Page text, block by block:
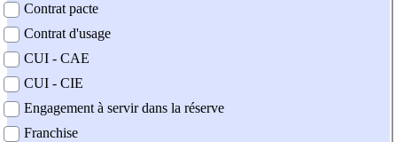
Contrat pacte
Contrat d'usage
CUI - CAE
CUI - CIE
Engagement à servir dans la réserve
Franchise